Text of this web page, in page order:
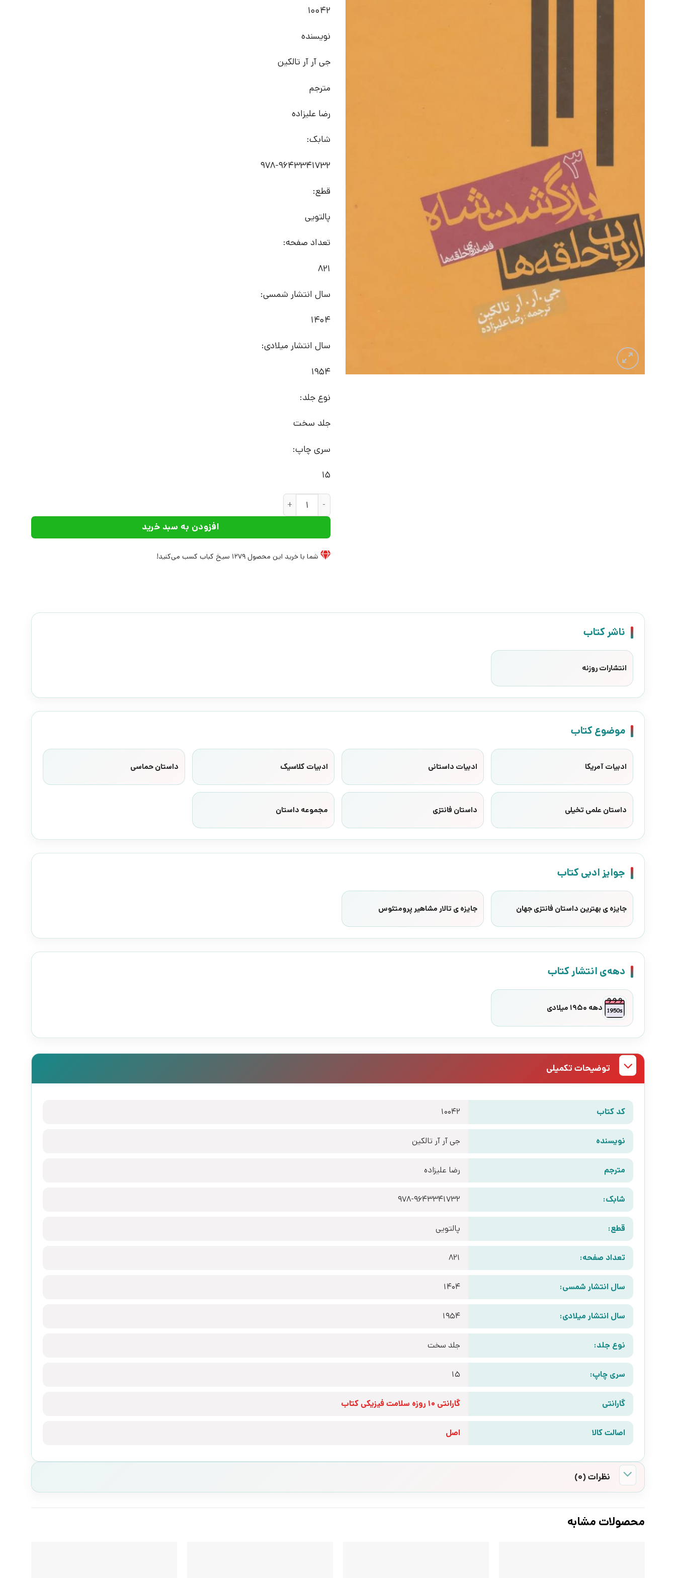
10042
نویسنده
جی آر آر تالکین
مترجم
رضا علیزاده
شابک:
978-9643341732
قطع:
پالتویی
تعداد صفحه:
821
سال انتشار شمسی:
1404
سال انتشار میلادی:
1954
نوع جلد:
جلد سخت
سری چاپ:
15
کتاب ارباب حلقه ها (جلد سوم) | انتشارات روزنه عدد
افزودن به سبد خرید
شما با خرید این محصول 1279 سیخ کباب کسب می‌کنید!
ناشر کتاب
انتشارات روزنه
موضوع کتاب
ادبیات آمریکا ادبیات داستانی ادبیات کلاسیک داستان حماسی
داستان علمی تخیلی داستان فانتزی مجموعه داستان
جوایز ادبی کتاب
جایزه ی بهترین داستان فانتزی جهان جایزه ی تالار مشاهیر پرومتئوس
دهه‌ی انتشار کتاب
دهه 1950 میلادی
توضیحات تکمیلی
کد کتاب 10042
نویسنده جی آر آر تالکین
مترجم رضا علیزاده
شابک: 978-9643341732
قطع: پالتویی
تعداد صفحه: 821
سال انتشار شمسی: 1404
سال انتشار میلادی: 1954
نوع جلد: جلد سخت
سری چاپ: 15
گارانتی گارانتی 10 روزه سلامت فیزیکی کتاب
اصالت کالا اصل
نظرات (0)
محصولات مشابه